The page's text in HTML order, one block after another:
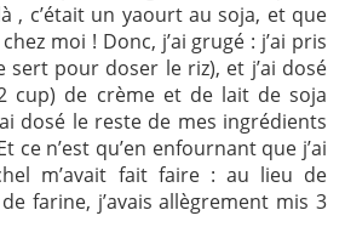
, c’était un yaourt au soja, et que
moi ! Donc, j’ai grugé : j’ai pris
sert pour doser le riz), et j’ai dosé
cup) de crème et de lait de soja
dosé le reste de mes ingrédients
ce n’est qu’en enfournant que j’ai
m’avait fait faire : au lieu de
farine, j’avais allègrement mis 3